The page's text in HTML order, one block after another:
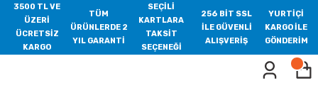
3500 TL VE
ÜZERİ
ÜCRETSİZ
KARGO
TÜM
ÜRÜNLERDE 2
YIL GARANTİ
SEÇİLİ
KARTLARA
TAKSİT
SEÇENEĞİ
256 BİT SSL
İLE GÜVENLİ
ALIŞVERİŞ
YURTİÇİ
KARGO İLE
GÖNDERİM